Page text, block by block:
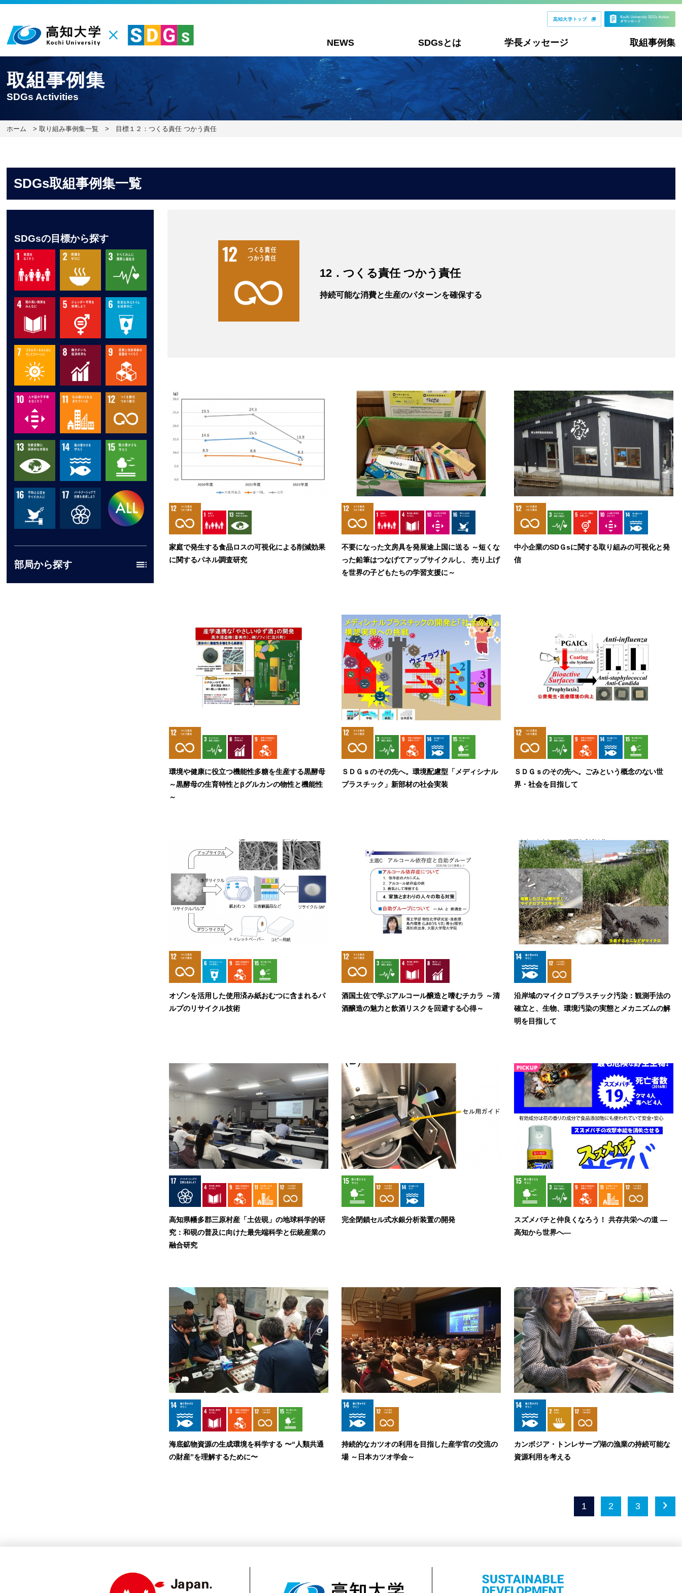
NEWS SDGsとは 学長メッセージ 取組事例集
取組事例集
SDGs Activities
ホーム >取り組み事例集一覧 > 目標１２：つくる責任 つかう責任
SDGs取組事例集一覧
SDGsの目標から探す
部局から探す
12．つくる責任 つかう責任
持続可能な消費と生産のパターンを確保する
家庭で発生する食品ロスの可視化による削減効果
に関するパネル調査研究
不要になった文房具を発展途上国に送る ～短くな
った鉛筆はつなげてアップサイクルし、 売り上げ
を世界の子どもたちの学習支援に～
中小企業のSDＧsに関する取り組みの可視化と発
信
環境や健康に役立つ機能性多糖を生産する黒酵母
～黒酵母の生育特性とβグルカンの物性と機能性
～
ＳＤＧｓのその先へ。環境配慮型「メディシナル
プラスチック」新部材の社会実装
ＳＤＧｓのその先へ。ごみという概念のない世
界・社会を目指して
オゾンを活用した使用済み紙おむつに含まれるパ
ルプのリサイクル技術
酒国土佐で学ぶアルコール醸造と嗜むチカラ ～清
酒醸造の魅力と飲酒リスクを回避する心得～
沿岸域のマイクロプラスチック汚染：観測手法の
確立と、生物、環境汚染の実態とメカニズムの解
明を目指して
高知県幡多郡三原村産「土佐硯」の地球科学的研
究：和硯の普及に向けた最先端科学と伝統産業の
融合研究
完全閉鎖セル式水銀分析装置の開発
スズメバチと仲良くなろう！ 共存共栄への道 ―
高知から世界へ―
海底鉱物資源の生成環境を科学する 〜“人類共通
の財産”を理解するために〜
持続的なカツオの利用を目指した産学官の交流の
場 ～日本カツオ学会～
カンボジア・トンレサープ湖の漁業の持続可能な
資源利用を考える
1 2 3